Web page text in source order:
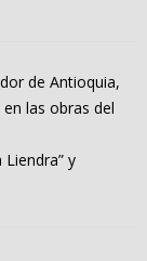
de Antioquia,
las obras del
y